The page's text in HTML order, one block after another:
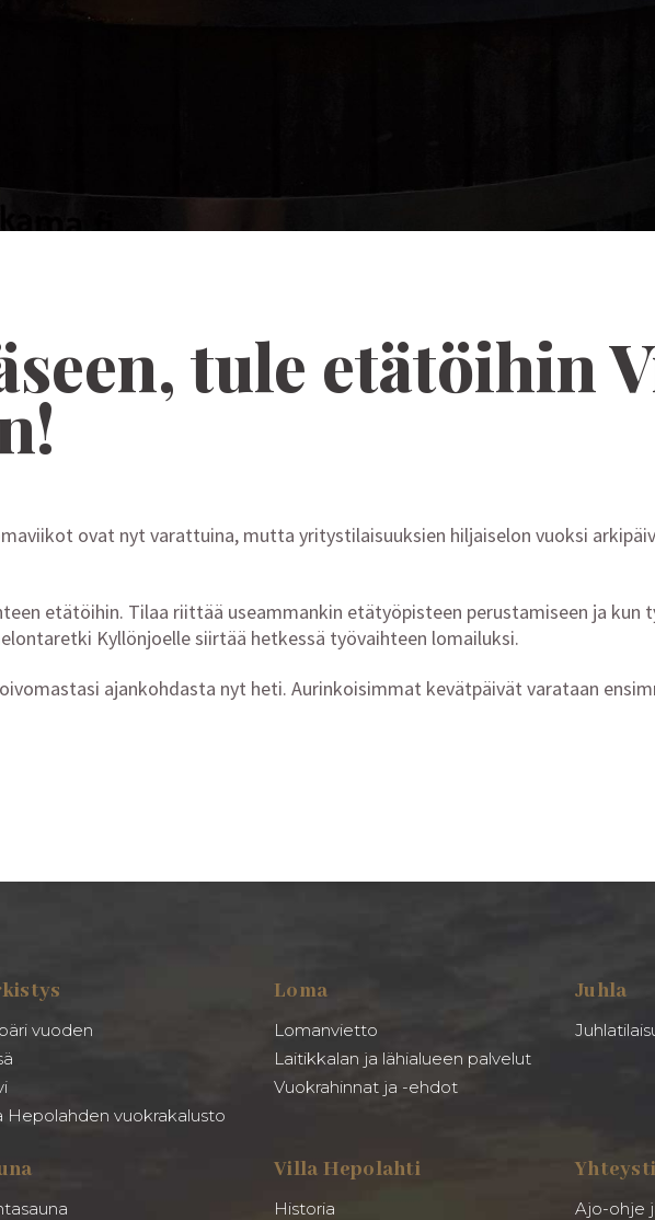
tule etätöihin
ovat nyt varattuina, mutta yritystilaisuuksien hiljaiselon vuoksi
etätöihin. Tilaa riittää useammankin etätyöpisteen perustamiseen ja kun
Kyllönjoelle siirtää hetkessä työvaihteen lomailuksi.
ajankohdasta nyt heti. Aurinkoisimmat kevätpäivät varataan
vuoden
Hepolahden vuokrakalusto
Loma
Lomanvietto
Laitikkalan ja lähialueen palvelut
Vuokrahinnat ja -ehdot
Villa Hepolahti
Historia
Juhla
Ajo-ohje